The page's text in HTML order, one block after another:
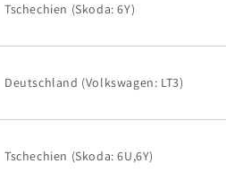
Tschechien (Skoda: 6Y)
Deutschland (Volkswagen: LT3)
Tschechien (Skoda: 6U,6Y)